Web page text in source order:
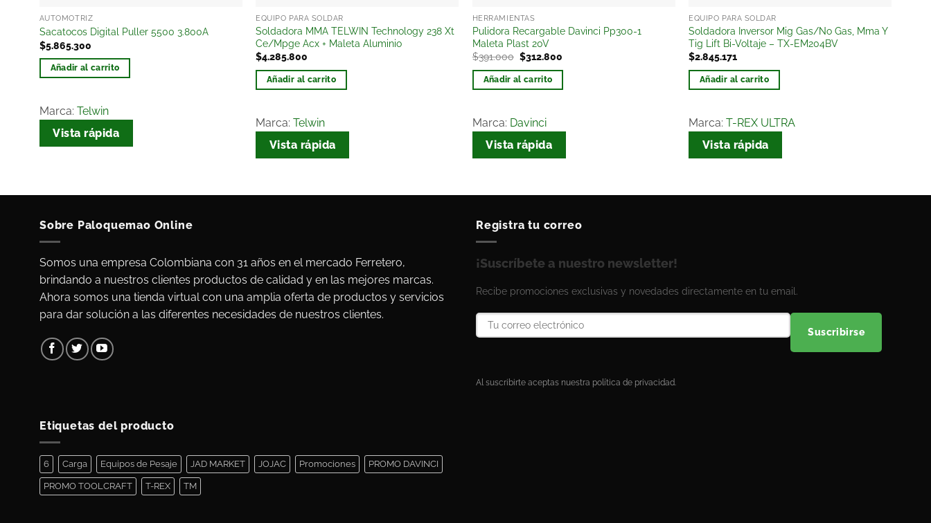
AUTOMOTRÍZ
Sacatocos Digital Puller 5500 3.800A
$5.865.300
Añadir al carrito
Marca: Telwin
Vista rápida
EQUIPO PARA SOLDAR
Soldadora MMA TELWIN Technology 238 Xt
Ce/Mpge Acx + Maleta Aluminio
$4.285.800
Añadir al carrito
Marca:Telwin
Vista rápida
HERRAMIENTAS
Pulidora Recargable Davinci Pp300-1
Maleta Plast 20V
$391.000 $312.800
Añadir al carrito
Marca: Davinci
Vista rápida
EQUIPO PARA SOLDAR
Soldadora Inversor Mig Gas/No Gas, Mma Y
Tig Lift Bi-Voltaje – TX-EM204BV
$2.845.171
Añadir al carrito
Marca:T-REX ULTRA
Vista rápida
Sobre Paloquemao Online
Somos una empresa Colombiana con 31 años en el mercado Ferretero,
brindando a nuestros clientes productos de calidad y en las mejores marcas.
Ahora somos una tienda virtual con una amplia oferta de productos y servicios
para dar solución a las diferentes necesidades de nuestros clientes.
Registra tu correo
¡Suscríbete a nuestro newsletter!
Recibe promociones exclusivas y novedades directamente en tu email.
Suscribirse
Al suscribirte aceptas nuestra política de privacidad.
Etiquetas del producto
6 Carga Equipos de Pesaje JAD MARKET JOJAC Promociones PROMO DAVINCI
PROMO TOOLCRAFT T-REX TM